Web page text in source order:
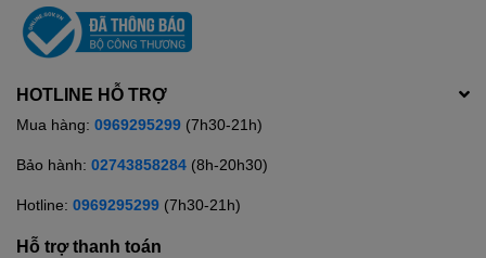
HOTLINE HỖ TRỢ
Mua hàng: 0969295299 (7h30-21h)
Bảo hành: 02743858284 (8h-20h30)
Hotline: 0969295299 (7h30-21h)
Hỗ trợ thanh toán